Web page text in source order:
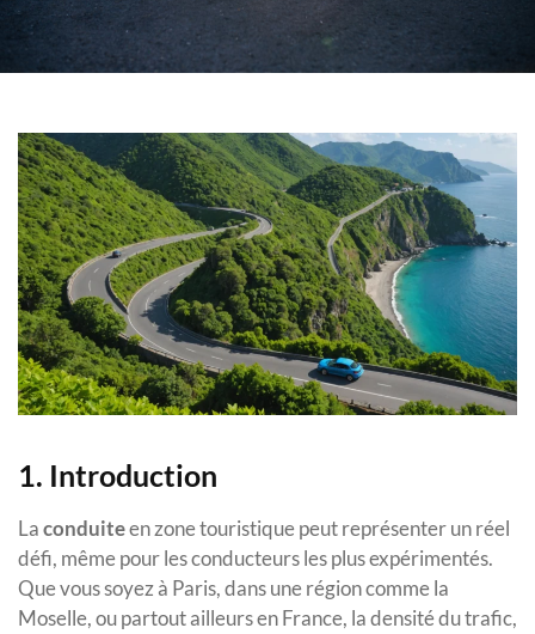
1. Introduction
Laconduiteen zone touristique peut représenter un réel
défi, même pour les conducteurs les plus expérimentés.
Que vous soyez à Paris, dans une région comme la
Moselle, ou partout ailleurs en France, la densité du trafic,